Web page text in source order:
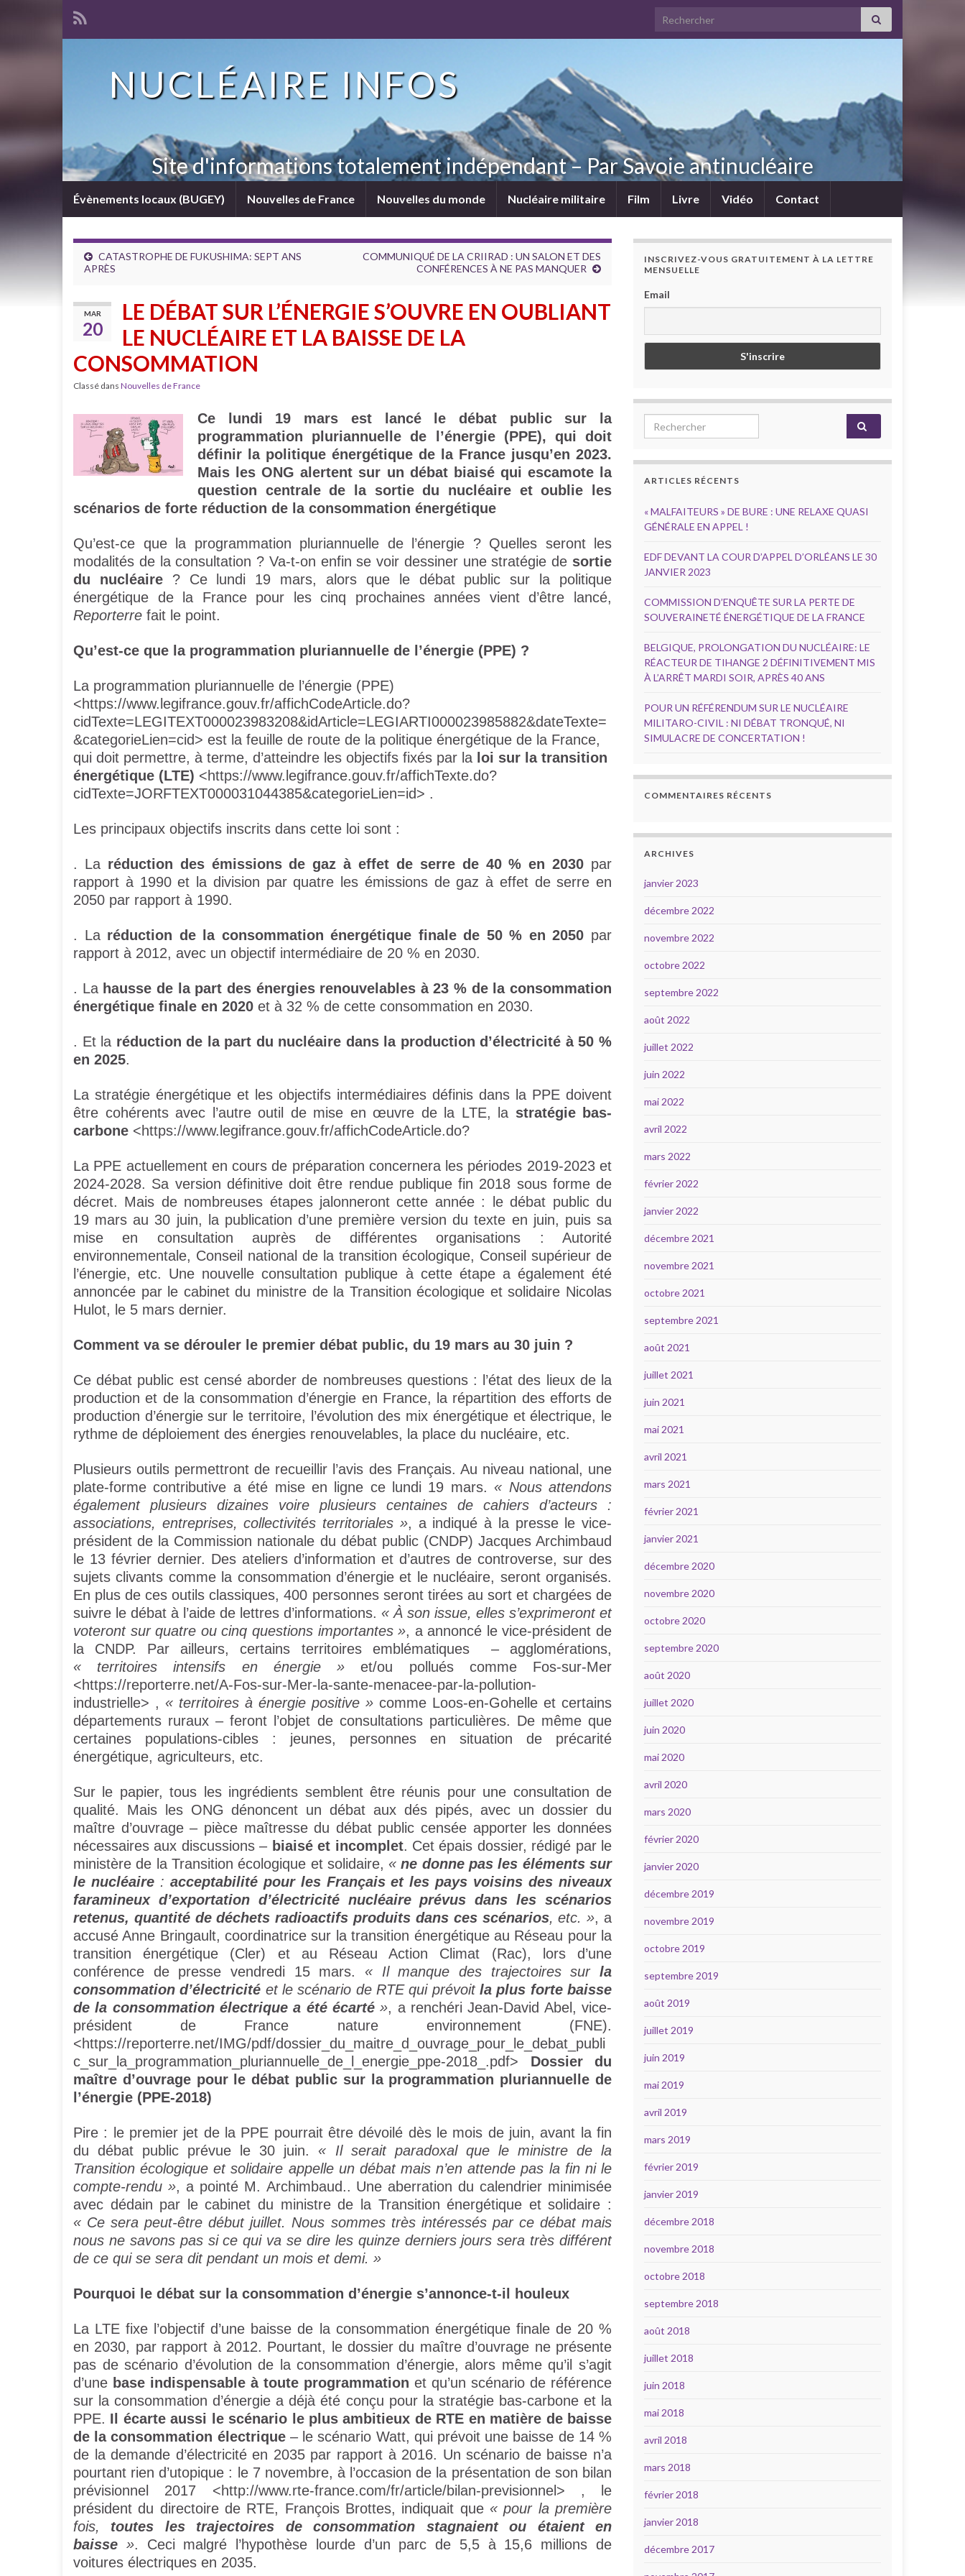
Search for:
NUCLÉAIRE INFOS
Site d'informations totalement indépendant – Par Savoie antinucléaire
Évènements locaux (BUGEY) Nouvelles de France Nouvelles du monde Nucléaire militaire Film Livre Vidéo Contact
CATASTROPHE DE FUKUSHIMA: SEPT ANS
APRÈS
COMMUNIQUÉ DE LA CRIIRAD : UN SALON ET DES
CONFÉRENCES À NE PAS MANQUER
MAR
20
LE DÉBAT SUR L’ÉNERGIE S’OUVRE EN OUBLIANT
LE NUCLÉAIRE ET LA BAISSE DE LA
CONSOMMATION
Classé dans Nouvelles de France
Ce lundi 19 mars est lancé le débat public sur la
programmation pluriannuelle de l’énergie (PPE), qui doit
définir la politique énergétique de la France jusqu’en 2023.
Mais les ONG alertent sur un débat biaisé qui escamote la
question centrale de la sortie du nucléaire et oublie les
scénarios de forte réduction de la consommation énergétique
Qu’est-ce que la programmation pluriannuelle de l’énergie ? Quelles seront les
modalités de la consultation ? Va-t-on enfin se voir dessiner une stratégie de sortie
du nucléaire? Ce lundi 19 mars, alors que le débat public sur la politique
énergétique de la France pour les cinq prochaines années vient d’être lancé,
Reporterre fait le point.
Qu’est-ce que la programmation pluriannuelle de l’énergie (PPE) ?
La programmation pluriannuelle de l’énergie (PPE)
<https://www.legifrance.gouv.fr/affichCodeArticle.do?
cidTexte=LEGITEXT000023983208&idArticle=LEGIARTI000023985882&dateTexte=
&categorieLien=cid> est la feuille de route de la politique énergétique de la France,
qui doit permettre, à terme, d’atteindre les objectifs fixés par la loi sur la transition
énergétique (LTE) <https://www.legifrance.gouv.fr/affichTexte.do?
cidTexte=JORFTEXT000031044385&categorieLien=id> .
Les principaux objectifs inscrits dans cette loi sont :
. La réduction des émissions de gaz à effet de serre de 40 % en 2030 par
rapport à 1990 et la division par quatre les émissions de gaz à effet de serre en
2050 par rapport à 1990.
. La réduction de la consommation énergétique finale de 50 % en 2050 par
rapport à 2012, avec un objectif intermédiaire de 20 % en 2030.
. La hausse de la part des énergies renouvelables à 23 % de la consommation
énergétique finale en 2020 et à 32 % de cette consommation en 2030.
. Et la réduction de la part du nucléaire dans la production d’électricité à 50 %
en 2025.
La stratégie énergétique et les objectifs intermédiaires définis dans la PPE doivent
être cohérents avec l’autre outil de mise en œuvre de la LTE, la stratégie bas-
carbone <https://www.legifrance.gouv.fr/affichCodeArticle.do?
La PPE actuellement en cours de préparation concernera les périodes 2019-2023 et
2024-2028. Sa version définitive doit être rendue publique fin 2018 sous forme de
décret. Mais de nombreuses étapes jalonneront cette année : le débat public du
19 mars au 30 juin, la publication d’une première version du texte en juin, puis sa
mise en consultation auprès de différentes organisations : Autorité
environnementale, Conseil national de la transition écologique, Conseil supérieur de
l’énergie, etc. Une nouvelle consultation publique à cette étape a également été
annoncée par le cabinet du ministre de la Transition écologique et solidaire Nicolas
Hulot, le 5 mars dernier.
Comment va se dérouler le premier débat public, du 19 mars au 30 juin ?
Ce débat public est censé aborder de nombreuses questions : l’état des lieux de la
production et de la consommation d’énergie en France, la répartition des efforts de
production d’énergie sur le territoire, l’évolution des mix énergétique et électrique, le
rythme de déploiement des énergies renouvelables, la place du nucléaire, etc.
Plusieurs outils permettront de recueillir l’avis des Français. Au niveau national, une
plate-forme contributive a été mise en ligne ce lundi 19 mars. « Nous attendons
également plusieurs dizaines voire plusieurs centaines de cahiers d’acteurs :
associations, entreprises, collectivités territoriales », a indiqué à la presse le vice-
président de la Commission nationale du débat public (CNDP) Jacques Archimbaud
le 13 février dernier. Des ateliers d’information et d’autres de controverse, sur des
sujets clivants comme la consommation d’énergie et le nucléaire, seront organisés.
En plus de ces outils classiques, 400 personnes seront tirées au sort et chargées de
suivre le débat à l’aide de lettres d’informations. « À son issue, elles s’exprimeront et
voteront sur quatre ou cinq questions importantes », a annoncé le vice-président de
la CNDP. Par ailleurs, certains territoires emblématiques – agglomérations,
« territoires intensifs en énergie » et/ou pollués comme Fos-sur-Mer
<https://reporterre.net/A-Fos-sur-Mer-la-sante-menacee-par-la-pollution-
industrielle> , « territoires à énergie positive » comme Loos-en-Gohelle et certains
départements ruraux – feront l’objet de consultations particulières. De même que
certaines populations-cibles : jeunes, personnes en situation de précarité
énergétique, agriculteurs, etc.
Sur le papier, tous les ingrédients semblent être réunis pour une consultation de
qualité. Mais les ONG dénoncent un débat aux dés pipés, avec un dossier du
maître d’ouvrage – pièce maîtresse du débat public censée apporter les données
nécessaires aux discussions – biaisé et incomplet. Cet épais dossier, rédigé par le
ministère de la Transition écologique et solidaire, «ne donne pas les éléments sur
le nucléaire : acceptabilité pour les Français et les pays voisins des niveaux
faramineux d’exportation d’électricité nucléaire prévus dans les scénarios
retenus, quantité de déchets radioactifs produits dans ces scénarios, etc. », a
accusé Anne Bringault, coordinatrice sur la transition énergétique au Réseau pour la
transition énergétique (Cler) et au Réseau Action Climat (Rac), lors d’une
conférence de presse vendredi 15 mars. « Il manque des trajectoires sur la
consommation d’électricité et le scénario de RTE qui prévoitla plus forte baisse
de la consommation électrique a été écarté », a renchéri Jean-David Abel, vice-
président de France nature environnement (FNE).
<https://reporterre.net/IMG/pdf/dossier_du_maitre_d_ouvrage_pour_le_debat_publi
c_sur_la_programmation_pluriannuelle_de_l_energie_ppe-2018_.pdf> Dossier du
maître d’ouvrage pour le débat public sur la programmation pluriannuelle de
l’énergie (PPE-2018)
Pire : le premier jet de la PPE pourrait être dévoilé dès le mois de juin, avant la fin
du débat public prévue le 30 juin. « Il serait paradoxal que le ministre de la
Transition écologique et solidaire appelle un débat mais n’en attende pas la fin ni le
compte-rendu », a pointé M. Archimbaud.. Une aberration du calendrier minimisée
avec dédain par le cabinet du ministre de la Transition énergétique et solidaire :
« Ce sera peut-être début juillet. Nous sommes très intéressés par ce débat mais
nous ne savons pas si ce qui va se dire les quinze derniers jours sera très différent
de ce qui se sera dit pendant un mois et demi. »
Pourquoi le débat sur la consommation d’énergie s’annonce-t-il houleux
La LTE fixe l’objectif d’une baisse de la consommation énergétique finale de 20 %
en 2030, par rapport à 2012. Pourtant, le dossier du maître d’ouvrage ne présente
pas de scénario d’évolution de la consommation d’énergie, alors même qu’il s’agit
d’une base indispensable à toute programmation et qu’un scénario de référence
sur la consommation d’énergie a déjà été conçu pour la stratégie bas-carbone et la
PPE. Il écarte aussi le scénario le plus ambitieux de RTE en matière de baisse
de la consommation électrique– le scénario Watt, qui prévoit une baisse de 14 %
de la demande d’électricité en 2035 par rapport à 2016. Un scénario de baisse n’a
pourtant rien d’utopique : le 7 novembre, à l’occasion de la présentation de son bilan
prévisionnel 2017 <http://www.rte-france.com/fr/article/bilan-previsionnel> , le
président du directoire de RTE, François Brottes, indiquait que « pour la première
fois, toutes les trajectoires de consommation stagnaient ou étaient en
baisse ». Ceci malgré l’hypothèse lourde d’un parc de 5,5 à 15,6 millions de
voitures électriques en 2035.
INSCRIVEZ-VOUS GRATUITEMENT À LA LETTRE
MENSUELLE
Email
Search for:
ARTICLES RÉCENTS
« MALFAITEURS » DE BURE : UNE RELAXE QUASI
GÉNÉRALE EN APPEL !
EDF DEVANT LA COUR D’APPEL D’ORLÉANS LE 30
JANVIER 2023
COMMISSION D’ENQUÊTE SUR LA PERTE DE
SOUVERAINETÉ ÉNERGÉTIQUE DE LA FRANCE
BELGIQUE, PROLONGATION DU NUCLÉAIRE: LE
RÉACTEUR DE TIHANGE 2 DÉFINITIVEMENT MIS
À L’ARRÊT MARDI SOIR, APRÈS 40 ANS
POUR UN RÉFÉRENDUM SUR LE NUCLÉAIRE
MILITARO-CIVIL : NI DÉBAT TRONQUÉ, NI
SIMULACRE DE CONCERTATION !
COMMENTAIRES RÉCENTS
ARCHIVES
janvier 2023
décembre 2022
novembre 2022
octobre 2022
septembre 2022
août 2022
juillet 2022
juin 2022
mai 2022
avril 2022
mars 2022
février 2022
janvier 2022
décembre 2021
novembre 2021
octobre 2021
septembre 2021
août 2021
juillet 2021
juin 2021
mai 2021
avril 2021
mars 2021
février 2021
janvier 2021
décembre 2020
novembre 2020
octobre 2020
septembre 2020
août 2020
juillet 2020
juin 2020
mai 2020
avril 2020
mars 2020
février 2020
janvier 2020
décembre 2019
novembre 2019
octobre 2019
septembre 2019
août 2019
juillet 2019
juin 2019
mai 2019
avril 2019
mars 2019
février 2019
janvier 2019
décembre 2018
novembre 2018
octobre 2018
septembre 2018
août 2018
juillet 2018
juin 2018
mai 2018
avril 2018
mars 2018
février 2018
janvier 2018
décembre 2017